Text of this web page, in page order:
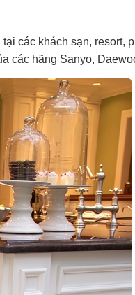
các khách sạn, resort,
các hãng Sanyo,